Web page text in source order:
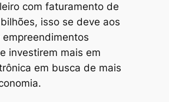
com faturamento de
isso se deve aos
investirem mais em
em busca de mais